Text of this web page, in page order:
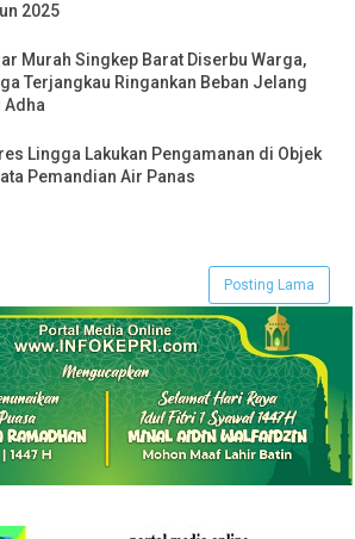
2025
Murah Singkep Barat Diserbu Warga,
Terjangkau Ringankan Beban Jelang
Adha
Lingga Lakukan Pengamanan di Objek
Pemandian Air Panas
Posting Lama